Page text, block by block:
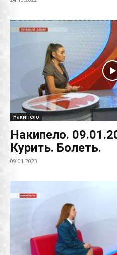
Накипело
Накипело.
Курить. Болеть.
09.01.2023